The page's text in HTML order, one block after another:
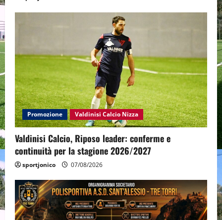
Promozione Valdinisi Calcio Nizza
Valdinisi Calcio, Riposo leader: conferme e
continuità per la stagione 2026/2027
sportjonico 07/08/2026